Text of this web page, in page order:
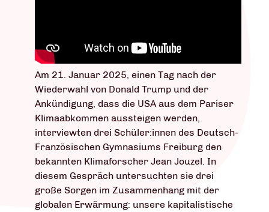
Am 21. Januar 2025, einen Tag nach der
Wiederwahl von Donald Trump und der
Ankündigung, dass die USA aus dem Pariser
Klimaabkommen aussteigen werden,
interviewten drei Schüler:innen des Deutsch-
Französischen Gymnasiums Freiburg den
bekannten Klimaforscher Jean Jouzel. In
diesem Gespräch untersuchten sie drei
große Sorgen im Zusammenhang mit der
globalen Erwärmung: unsere kapitalistische